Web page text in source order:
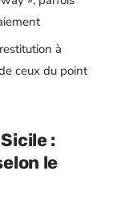
à
ceux du point
:
le